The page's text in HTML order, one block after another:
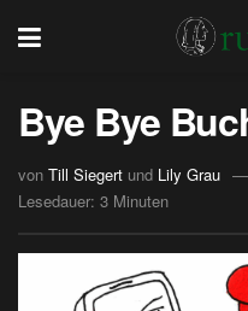
Bye Bye
von Till Siegert und Lily Grau
Lesedauer: 3 Minuten